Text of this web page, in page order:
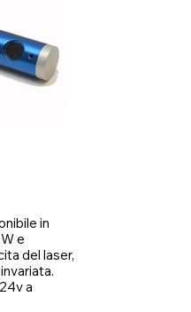
in
e
del laser,
a